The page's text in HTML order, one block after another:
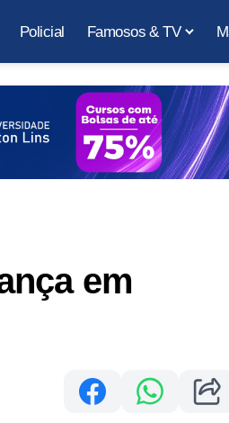
Policial Famosos & TV
em